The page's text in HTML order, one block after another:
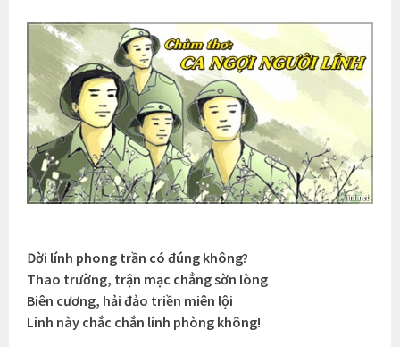
Đời lính phong trần có đúng không?
Thao trường, trận mạc chẳng sờn lòng
Biên cương, hải đảo triền miên lội
Lính này chắc chắn lính phòng không!